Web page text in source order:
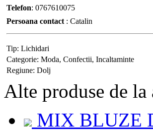
Telefon: 0767610075
Persoana contact : Catalin
Tip: Lichidari
Categorie: Moda, Confectii, Incaltaminte
Regiune: Dolj
Alte produse de la
MIX BLUZE